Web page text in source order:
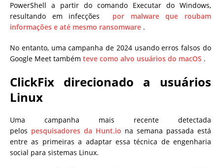
PowerShell a partir do comando Executar do Windows,
resultando em infecções por malware que roubam
informações e até mesmo ransomware .
No entanto, uma campanha de 2024 usando erros falsos do
Google Meet também teve como alvo usuários do macOS .
ClickFix direcionado a usuários
Linux
Uma campanha mais recente detectada
pelos pesquisadores da Hunt.io na semana passada está
entre as primeiras a adaptar essa técnica de engenharia
social para sistemas Linux.